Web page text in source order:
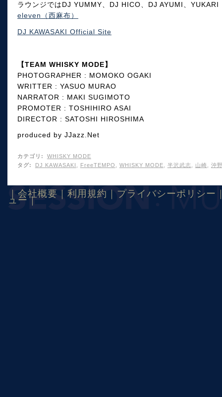
ラウンジではDJ YUMMY、DJ HICO、DJ AYUMI、YUKARI
eleven（西麻布）
DJ KAWASAKI Official Site
【TEAM WHISKY MODE】
PHOTOGRAPHER : MOMOKO OGAKI
WRITTER : YASUO MURAO
NARRATOR : MAKI SUGIMOTO
PROMOTER : TOSHIHIRO ASAI
DIRECTOR : SATOSHI HIROSHIMA
produced by JJazz.Net
カテゴリ :
WHISKY MODE
タグ: DJ KAWASAKI FreeTEMPO WHISKY MODE 半沢武志 山崎 沖
会社概要 利用規約 プライバシーポリシー
ュー ｜